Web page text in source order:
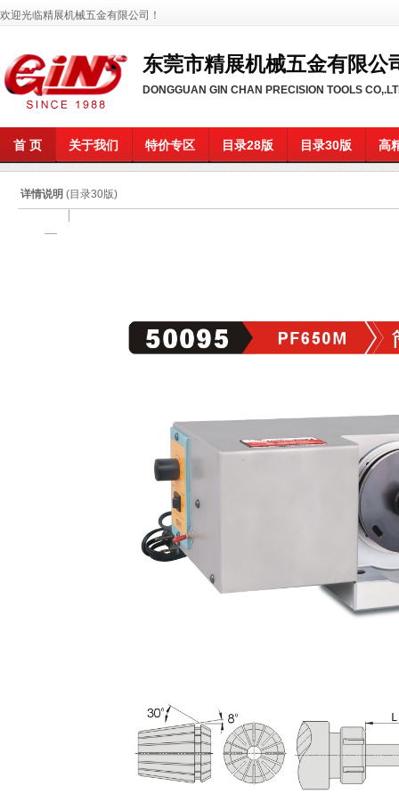
欢迎光临精展机械五金有限公司 ！
东莞市精展机械五金有限公
DONGGUAN GIN CHAN PRECISION TOOLS
首 页 关于我们 特价专区 目录28版 目录30版 高
详情说明 (目录30版)